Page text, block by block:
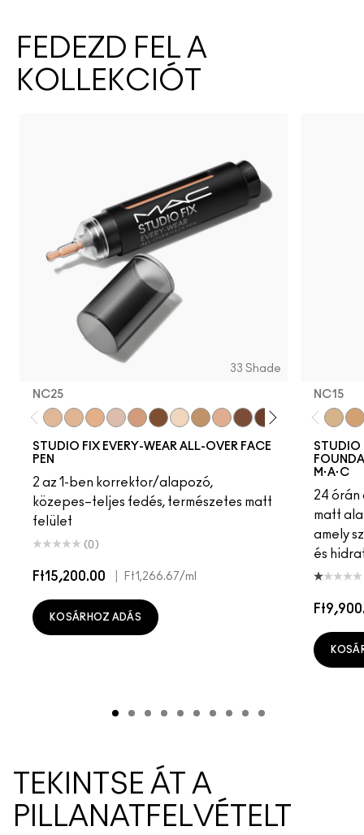
FEDEZD FEL A
KOLLEKCIÓT
33 Shade
NC25
STUDIO FIX EVERY-WEAR ALL-OVER FACE
PEN
2 az 1-ben korrektor/alapozó,
közepes–teljes fedés, természetes matt
felület
(0)
Ft15,200.00 Ft1,266.67/ml
KOSÁRHOZ ADÁS
NC15
STUDIO
M·A·C
24
matt
amely
és
TEKINTSE ÁT A
PILLANATFELVÉTELT